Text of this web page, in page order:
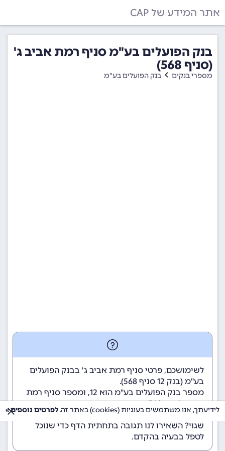
אתר המידע של CAP
בנק הפועלים בע"מ סניף רמת אביב ג'
(סניף 568)
מספרי בנקים בנק הפועלים בע"מ
לשימושכם, פרטי סניף רמת אביב ג' בבנק הפועלים
בע"מ (בנק 12
סניף 568).
מספר בנק הפועלים בע"מ הוא 12
, ומספר סניף רמת
אביב ג' הוא 568.
הנתונים מתעדכנים באופן קבוע. נתקלתם במידע
שגוי? השאירו לנו תגובה בתחתית הדף כדי שנוכל
לטפל בבעיה בהקדם.
לידיעתך, אנו משתמשים בעוגיות (cookies) באתר זה. לפרטים נוספים »